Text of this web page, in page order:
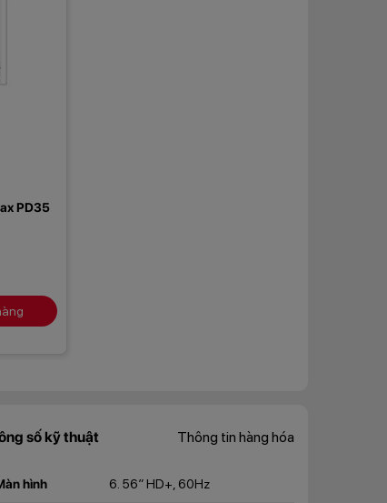
PD35
số kỹ thuật Thông tin hàng hóa
hình 6. 56” HD+, 60Hz